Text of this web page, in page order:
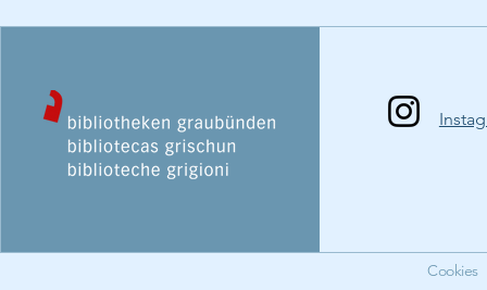
Cookies